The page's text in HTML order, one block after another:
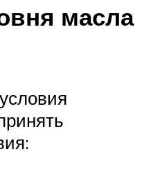
масла